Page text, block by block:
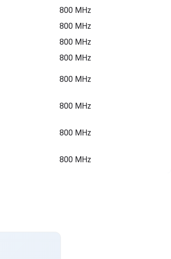
800 MHz
800 MHz
800 MHz
800 MHz
800 MHz
800 MHz
800 MHz
800 MHz